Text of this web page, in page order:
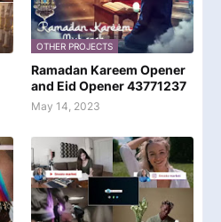
OTHER PROJECTS
Ramadan Kareem Opener
and Eid Opener 43771237
May 14, 2023